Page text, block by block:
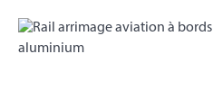
Skip image gallery